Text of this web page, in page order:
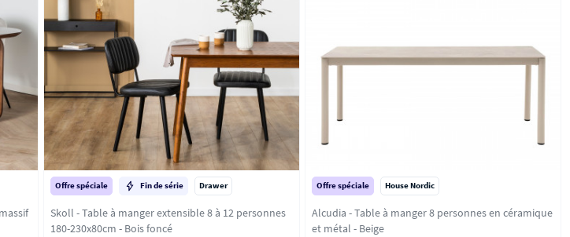
Offre spéciale Fin de série Drawer
Skoll - Table à manger extensible 8 à 12 personnes
180-230x80cm - Bois foncé
Offre spéciale House Nordic
Alcudia - Table à manger 8 personnes en céramique
et métal - Beige